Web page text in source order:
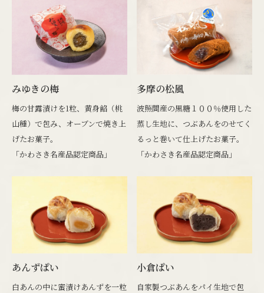
みゆきの梅
梅の甘露漬けを1粒、黄身餡（桃
山種）で包み、オーブンで焼き上
げたお菓子。
「かわさき名産品認定商品」
多摩の松風
波照間産の黒糖１００％使用した
蒸し生地に、つぶあんをのせてく
るっと巻いて仕上げたお菓子。
「かわさき名産品認定商品」
あんずぱい
白あんの中に蜜漬けあんずを一粒
小倉ぱい
自家製つぶあんをパイ生地で包